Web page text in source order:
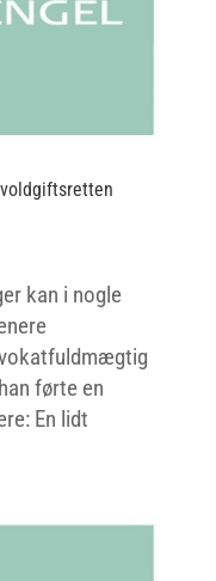
kan i nogle
førte en
En lidt